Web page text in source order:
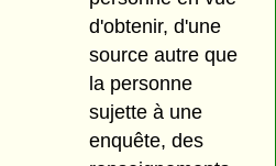
d'obtenir, d'une
source autre que
la personne
sujette à une
enquête, des